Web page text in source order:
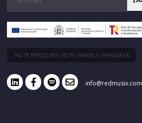
NO TE PREOCUPES, NO TE VAMOS A SPAMMEAR.
info@redmusix.com